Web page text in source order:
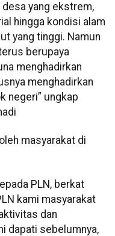
yang ekstrem,
hingga kondisi alam
yang tinggi. Namun
berupaya
menghadirkan
menghadirkan
negeri” ungkap
masyarakat di
PLN, berkat
kami masyarakat
dan
dapati sebelumnya,